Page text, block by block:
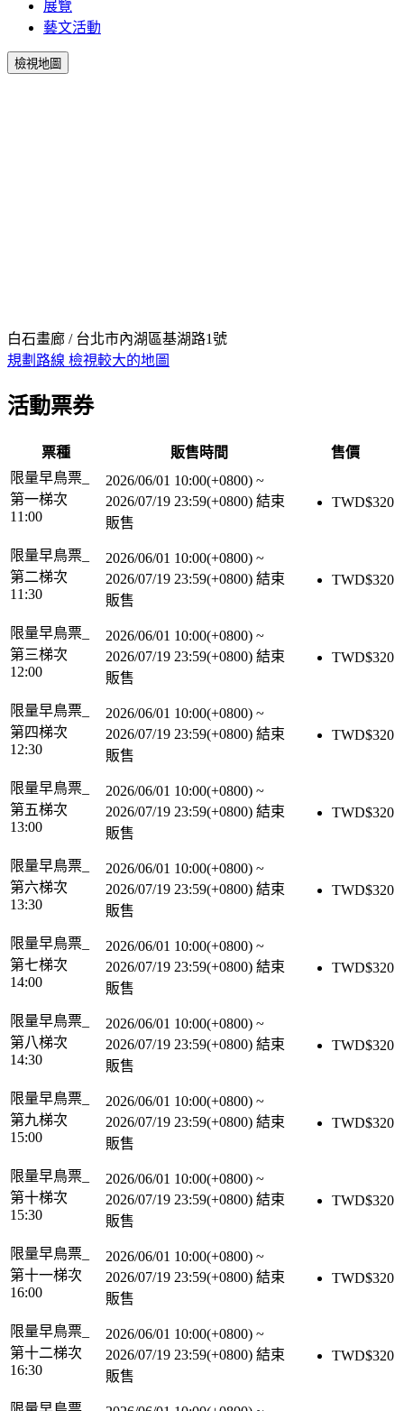
展覽
藝文活動
檢視地圖
白石畫廊 / 台北市內湖區基湖路1號
規劃路線 檢視較大的地圖
活動票券
票種 販售時間
售價
限量早鳥票_
第一梯次
11:00
2026/06/01 10:00(+0800) ~
2026/07/19 23:59(+0800) 結束
販售
TWD$320
限量早鳥票_
第二梯次
11:30
2026/06/01 10:00(+0800) ~
2026/07/19 23:59(+0800) 結束
販售
TWD$320
限量早鳥票_
第三梯次
12:00
2026/06/01 10:00(+0800) ~
2026/07/19 23:59(+0800) 結束
販售
TWD$320
限量早鳥票_
第四梯次
12:30
2026/06/01 10:00(+0800) ~
2026/07/19 23:59(+0800) 結束
販售
TWD$320
限量早鳥票_
第五梯次
13:00
2026/06/01 10:00(+0800) ~
2026/07/19 23:59(+0800) 結束
販售
TWD$320
限量早鳥票_
第六梯次
13:30
2026/06/01 10:00(+0800) ~
2026/07/19 23:59(+0800) 結束
販售
TWD$320
限量早鳥票_
第七梯次
14:00
2026/06/01 10:00(+0800) ~
2026/07/19 23:59(+0800) 結束
販售
TWD$320
限量早鳥票_
第八梯次
14:30
2026/06/01 10:00(+0800) ~
2026/07/19 23:59(+0800) 結束
販售
TWD$320
限量早鳥票_
第九梯次
15:00
2026/06/01 10:00(+0800) ~
2026/07/19 23:59(+0800) 結束
販售
TWD$320
限量早鳥票_
第十梯次
15:30
2026/06/01 10:00(+0800) ~
2026/07/19 23:59(+0800) 結束
販售
TWD$320
限量早鳥票_
第十一梯次
16:00
2026/06/01 10:00(+0800) ~
2026/07/19 23:59(+0800) 結束
販售
TWD$320
限量早鳥票_
第十二梯次
16:30
2026/06/01 10:00(+0800) ~
2026/07/19 23:59(+0800) 結束
販售
TWD$320